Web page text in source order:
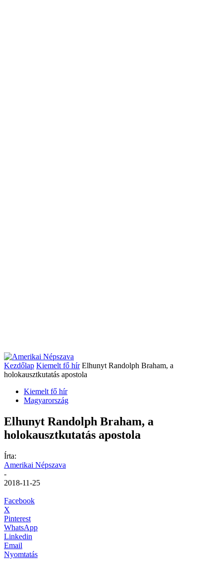
Kezdőlap Kiemelt fő hír Elhunyt Randolph Braham, a
holokausztkutatás apostola
Kiemelt fő hír
Magyarország
Elhunyt Randolph Braham, a
holokausztkutatás apostola
Írta:
Amerikai Népszava
-
2018-11-25
Facebook
X
Pinterest
WhatsApp
Linkedin
Email
Nyomtatás